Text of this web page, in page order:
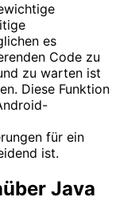
es
Code zu
zu warten ist
Diese Funktion
für ein
ist.
Java